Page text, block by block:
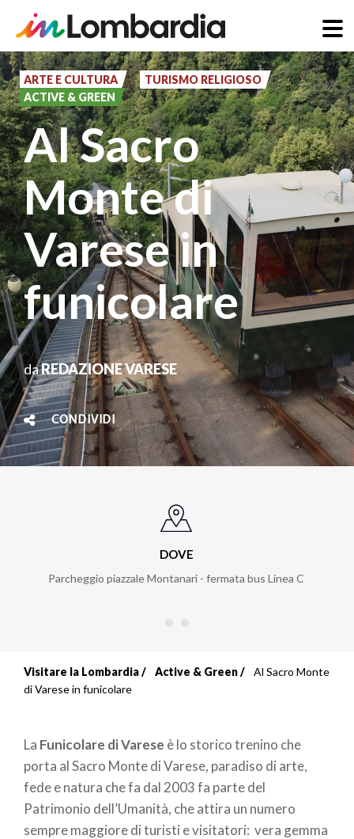
Salta
al
contenuto
principale
ARTE E CULTURA
TURISMO RELIGIOSO
ACTIVE & GREEN
Al Sacro
Monte di
Varese in
funicolare
daREDAZIONE VARESE
CONDIVIDI
DOVE
Parcheggio piazzale Montanari - fermata bus Linea C
Briciole
pane
Visitare la Lombardia Active & Green
Al Sacro Monte
di Varese in funicolare
La Funicolare di Varese è lo storico trenino che
porta al Sacro Monte di Varese, paradiso di arte,
fede e natura che fa dal 2003 fa parte del
Patrimonio dell’Umanità, che attira un numero
sempre maggiore di turisti e visitatori: vera gemma